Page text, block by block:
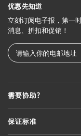
需要协助?
保证标准
优惠先知道
立刻订阅电子报，第一
消息、折扣和促销！